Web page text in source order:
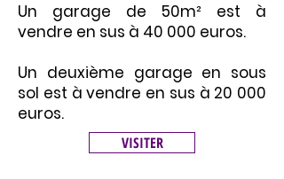
Un garage de 50m² est à
vendre en sus à 40 000 euros.
Un deuxième garage en sous
sol est à vendre en sus à 20 000
euros.
VISITER